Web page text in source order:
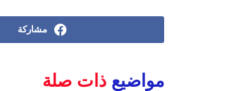
مشاركة
مواضيع ذات صلة